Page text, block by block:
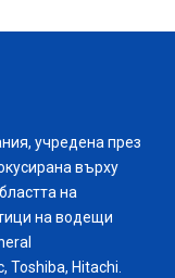
учредена през
върху
на
на водещи
Toshiba, Hitachi.